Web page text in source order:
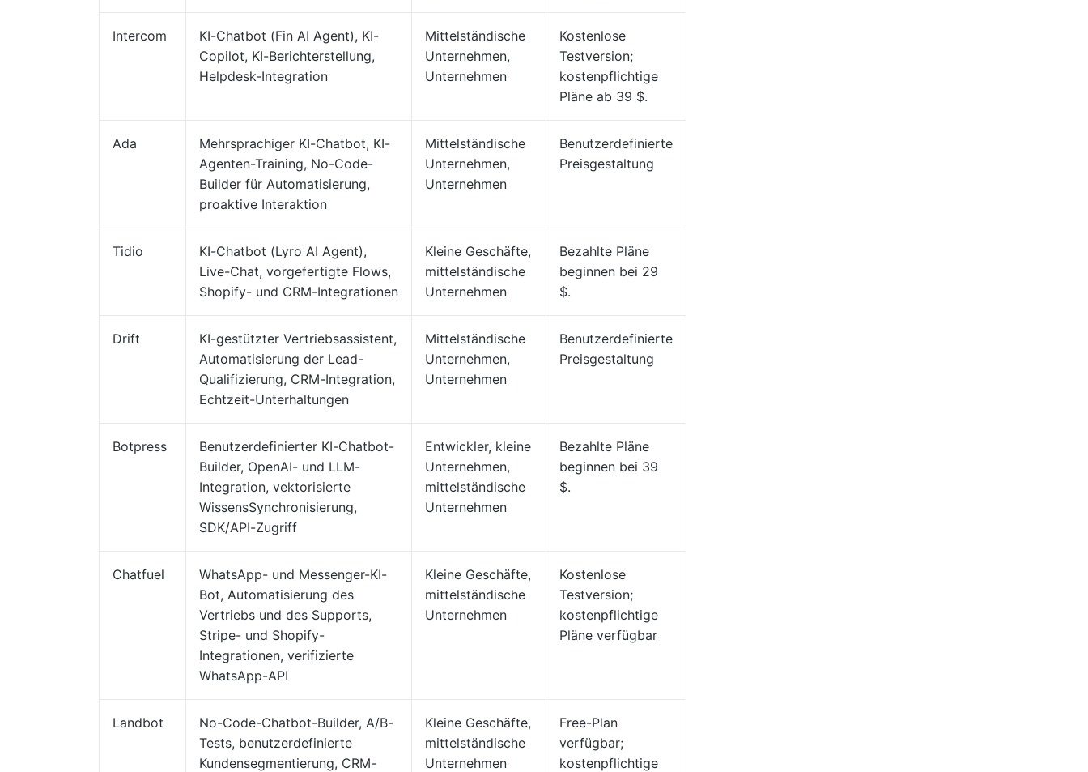
Intercom
KI-Chatbot (Fin AI Agent), KI-
Copilot, KI-Berichterstellung,
Helpdesk-Integration
Mittelständische
Unternehmen,
Unternehmen
Kostenlose
Testversion;
kostenpflichtige
Pläne ab 39 $.
Ada
Mehrsprachiger KI-Chatbot, KI-
Agenten-Training, No-Code-
Builder für Automatisierung,
proaktive Interaktion
Mittelständische
Unternehmen,
Unternehmen
Benutzerdefinierte
Preisgestaltung
Tidio
KI-Chatbot (Lyro AI Agent),
Live-Chat, vorgefertigte Flows,
Shopify- und CRM-Integrationen
Kleine Geschäfte,
mittelständische
Unternehmen
Bezahlte Pläne
beginnen bei 29
$.
Drift
KI-gestützter Vertriebsassistent,
Automatisierung der Lead-
Qualifizierung, CRM-Integration,
Echtzeit-Unterhaltungen
Mittelständische
Unternehmen,
Unternehmen
Benutzerdefinierte
Preisgestaltung
Botpress
Benutzerdefinierter KI-Chatbot-
Builder, OpenAI- und LLM-
Integration, vektorisierte
WissensSynchronisierung,
SDK/API-Zugriff
Entwickler, kleine
Unternehmen,
mittelständische
Unternehmen
Bezahlte Pläne
beginnen bei 39
$.
Chatfuel
WhatsApp- und Messenger-KI-
Bot, Automatisierung des
Vertriebs und des Supports,
Stripe- und Shopify-
Integrationen, verifizierte
WhatsApp-API
Kleine Geschäfte,
mittelständische
Unternehmen
Kostenlose
Testversion;
kostenpflichtige
Pläne verfügbar
Landbot
No-Code-Chatbot-Builder, A/B-
Tests, benutzerdefinierte
Kundensegmentierung, CRM-
Kleine Geschäfte,
mittelständische
Unternehmen
Free-Plan
verfügbar;
kostenpflichtige